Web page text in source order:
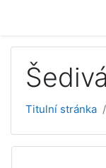
Titulní stránka